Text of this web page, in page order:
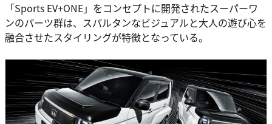
「Sports EV+ONE」をコンセプトに開発されたスーパーワ
ンのパーツ群は、スパルタンなビジュアルと大人の遊び心を
融合させたスタイリングが特徴となっている。